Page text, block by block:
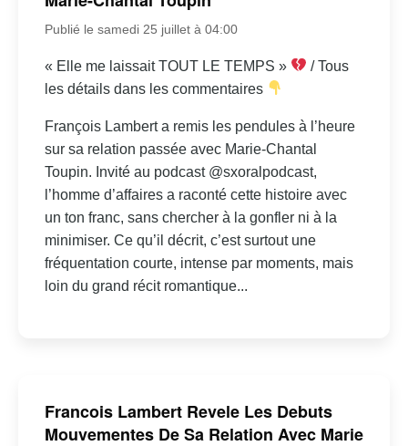
Publié le samedi 25 juillet à 04:00
« Elle me laissait TOUT LE TEMPS »
/ Tous
les détails dans les commentaires
François Lambert a remis les pendules à l’heure
sur sa relation passée avec Marie-Chantal
Toupin. Invité au podcast @sxoralpodcast,
l’homme d’affaires a raconté cette histoire avec
un ton franc, sans chercher à la gonfler ni à la
minimiser. Ce qu’il décrit, c’est surtout une
fréquentation courte, intense par moments, mais
loin du grand récit romantique...
Francois Lambert Revele Les Debuts
Mouvementes De Sa Relation Avec Marie